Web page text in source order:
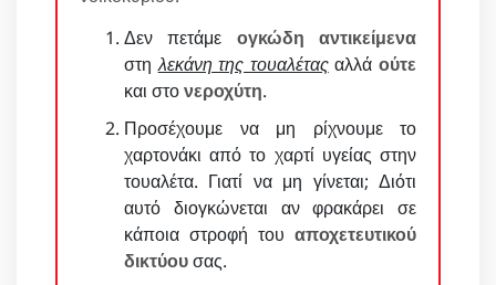
Δεν πετάμε ογκώδη αντικείμενα
στηλεκάνη της τουαλέταςαλλάούτε
και στονεροχύτη.
Προσέχουμε να μη ρίχνουμε το
χαρτονάκι από το χαρτί υγείας στην
τουαλέτα. Γιατί να μη γίνεται; Διότι
αυτό διογκώνεται αν φρακάρει σε
κάποια στροφή του αποχετευτικού
δικτύουσας.